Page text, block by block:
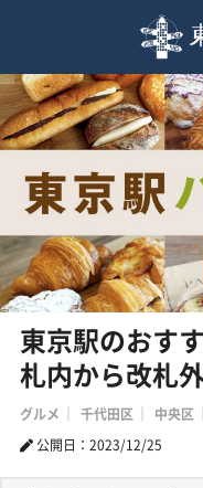
東京駅のおす
札内から改札
グルメ 千代田区 中央区
公開日：2023/12/25